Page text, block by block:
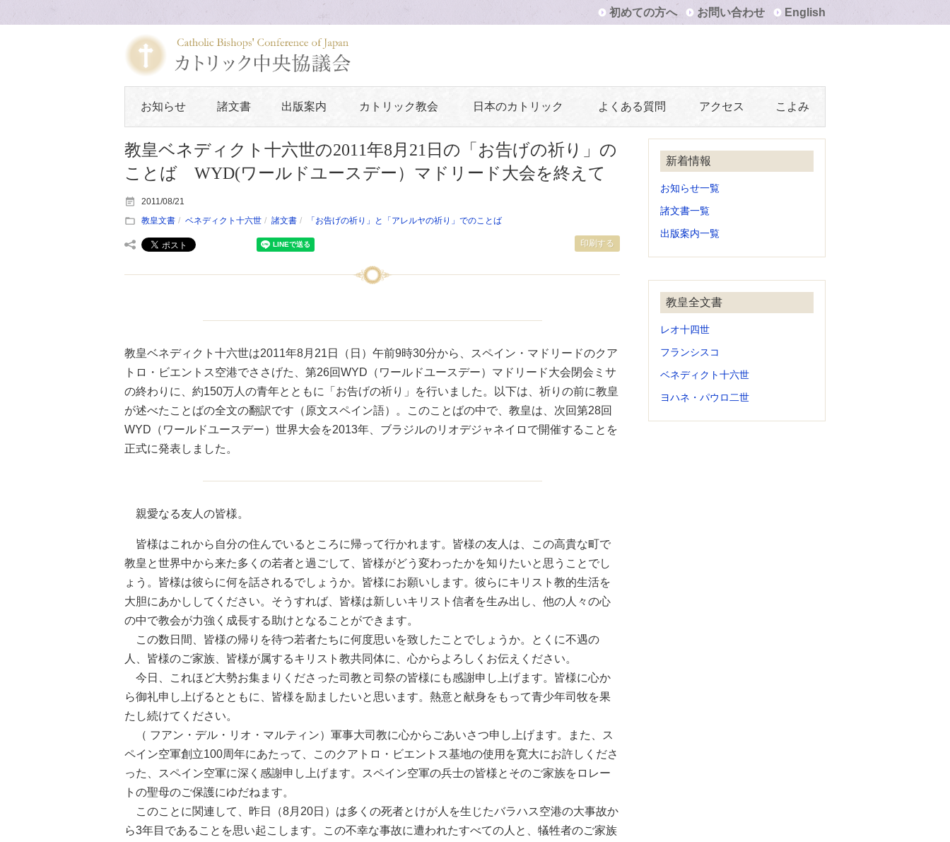
初めての方へ お問い合わせ English
お知らせ 諸文書 出版案内 カトリック教会 日本のカトリック よくある質問 アクセス こよみ
教皇ベネディクト十六世の2011年8月21日の「お告げの祈り」の
ことば WYD(ワールドユースデー）マドリード大会を終えて
印刷する
2011/08/21
教皇文書
ベネディクト十六世 諸文書 「お告げの祈り」と「アレルヤの祈り」でのことば
教皇ベネディクト十六世は2011年8月21日（日）午前9時30分から、スペイン・マドリードのクア
トロ・ビエントス空港でささげた、第26回WYD（ワールドユースデー）マドリード大会閉会ミサ
の終わりに、約150万人の青年とともに「お告げの祈り」を行いました。以下は、祈りの前に教皇
が述べたことばの全文の翻訳です（原文スペイン語）。このことばの中で、教皇は、次回第28回
WYD（ワールドユースデー）世界大会を2013年、ブラジルのリオデジャネイロで開催することを
正式に発表しました。
親愛なる友人の皆様。
皆様はこれから自分の住んでいるところに帰って行かれます。皆様の友人は、この高貴な町で
教皇と世界中から来た多くの若者と過ごして、皆様がどう変わったかを知りたいと思うことでし
ょう。皆様は彼らに何を話されるでしょうか。皆様にお願いします。彼らにキリスト教的生活を
大胆にあかししてください。そうすれば、皆様は新しいキリスト信者を生み出し、他の人々の心
の中で教会が力強く成長する助けとなることができます。
この数日間、皆様の帰りを待つ若者たちに何度思いを致したことでしょうか。とくに不遇の
人、皆様のご家族、皆様が属するキリスト教共同体に、心からよろしくお伝えください。
今日、これほど大勢お集まりくださった司教と司祭の皆様にも感謝申し上げます。皆様に心か
ら御礼申し上げるとともに、皆様を励ましたいと思います。熱意と献身をもって青少年司牧を果
たし続けてください。
（ フアン・デル・リオ・マルティン）軍事大司教に心からごあいさつ申し上げます。また、ス
ペイン空軍創立100周年にあたって、このクアトロ・ビエントス基地の使用を寛大にお許しくださ
った、スペイン空軍に深く感謝申し上げます。スペイン空軍の兵士の皆様とそのご家族をロレー
トの聖母のご保護にゆだねます。
このことに関連して、昨日（8月20日）は多くの死者とけが人を生じたバラハス空港の大事故か
ら3年目であることを思い起こします。この不幸な事故に遭われたすべての人と、犠牲者のご家族
新着情報
お知らせ一覧
諸文書一覧
出版案内一覧
教皇全文書
レオ十四世
フランシスコ
ベネディクト十六世
ヨハネ・パウロ二世